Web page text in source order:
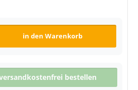
in den Warenkorb
bestellen